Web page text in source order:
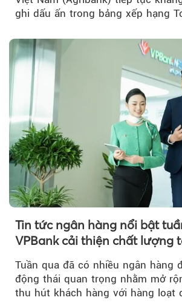
ghi dấu ấn trong bảng xếp hạng
Tin tức ngân hàng nổi bật
VPBank cải thiện chất lượng
Tuần qua đã có nhiều ngân hàng
động thái quan trọng nhằm mở
thu hút khách hàng với hàng loạt